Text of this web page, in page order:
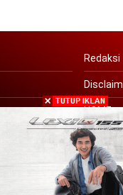
Redaksi
HOME
Copyright © 2016 | PT SUARA